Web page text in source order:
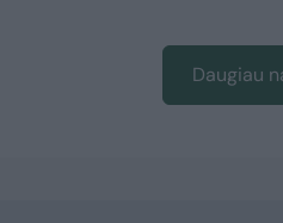
Daugiau